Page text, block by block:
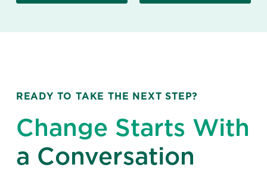
READY TO TAKE THE NEXT STEP?
Change Starts With
a Conversation